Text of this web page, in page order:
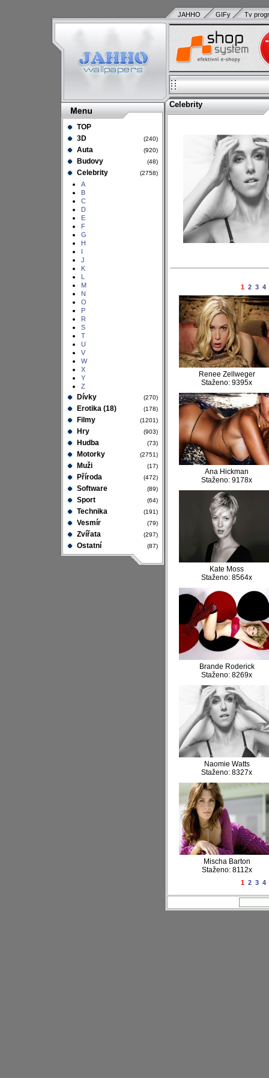
TOP
3D
(240)
Auta (920)
Budovy (48)
Celebrity (2758)
A
B
C
D
E
F
G
H
I
J
K
L
M
N
O
P
R
S
T
U
V
W
X
Y
Z
Dívky (270)
Erotika (18) (178)
Filmy (1201)
Hry (903)
Hudba (73)
Motorky (2751)
Muži (17)
Příroda (472)
Software (89)
Sport (64)
Technika (191)
Vesmír (79)
Zvířata (297)
Ostatní (87)
JAHHO GIFy Tv
Celebrity
1 2 3 4
Renee Zellweger
Staženo: 9395x
Ana Hickman
Staženo: 9178x
Kate Moss
Staženo: 8564x
Brande Roderick
Staženo: 8269x
Naomie Watts
Staženo: 8327x
Mischa Barton
Staženo: 8112x
1 2 3 4